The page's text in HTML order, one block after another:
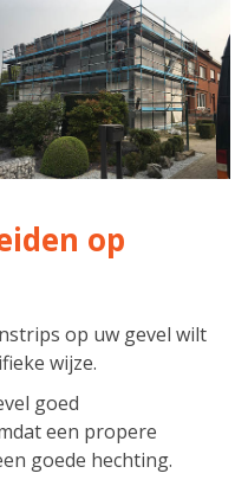
op
op uw gevel wilt
wijze.
goed
een propere
goede hechting.